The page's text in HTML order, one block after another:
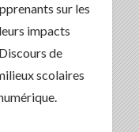
sur les
impacts
de
scolaires